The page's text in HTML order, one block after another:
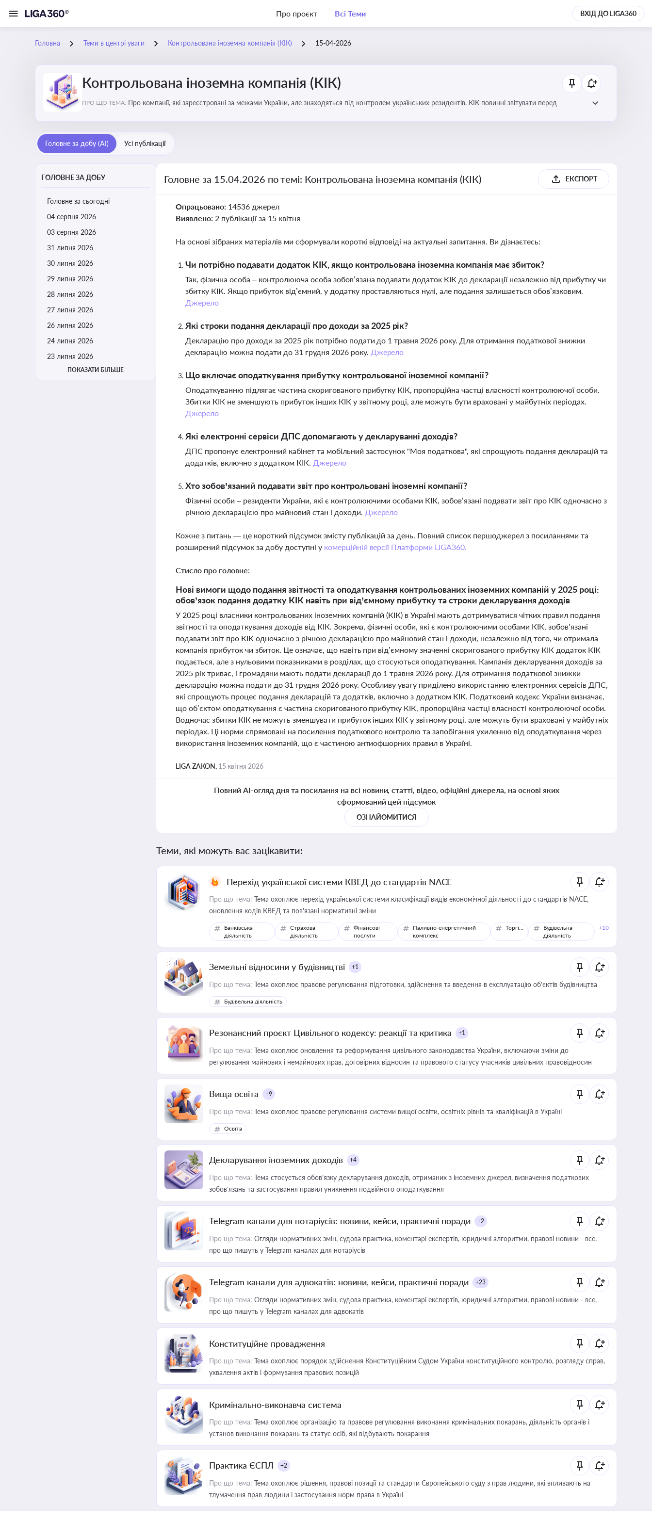
Про проєкт Всі Теми ВХІД ДО LIGA360
Головна Теми в центрі уваги Контрольована іноземна компанія (КІК) 15-04-2026
Контрольована іноземна компанія (КІК)
ПРО ЩО ТЕМА: Про компанії, які зареєстровані за межами України, але знаходяться під контролем українських резидентів. КІК повинні звітувати перед
Головне за добу (AI) Усі публікації
ГОЛОВНЕ ЗА ДОБУ
Головне за сьогодні
04 серпня 2026
03 серпня 2026
31 липня 2026
30 липня 2026
29 липня 2026
28 липня 2026
27 липня 2026
26 липня 2026
24 липня 2026
23 липня 2026
ПОКАЗАТИ БІЛЬШЕ
Головне за 15.04.2026 по темі: Контрольована іноземна компанія (КІК) ЕКСПОРТ
Опрацьовано: 14536 джерел
Виявлено: 2 публікації за 15 квітня
На основі зібраних матеріалів ми сформували короткі відповіді на актуальні запитання. Ви дізнаєтесь:
Чи потрібно подавати додаток КІК, якщо контрольована іноземна компанія має збиток?
Так, фізична особа – контролююча особа зобов’язана подавати додаток КІК до декларації незалежно від прибутку чи
збитку КІК. Якщо прибуток від’ємний, у додатку проставляються нулі, але подання залишається обов’язковим.
Джерело
Які строки подання декларації про доходи за 2025 рік?
Декларацію про доходи за 2025 рік потрібно подати до 1 травня 2026 року. Для отримання податкової знижки
декларацію можна подати до 31 грудня 2026 року. Джерело
Що включає оподаткування прибутку контрольованої іноземної компанії?
Оподаткуванню підлягає частина скоригованого прибутку КІК, пропорційна частці власності контролюючої особи.
Збитки КІК не зменшують прибуток інших КІК у звітному році, але можуть бути враховані у майбутніх періодах.
Джерело
Які електронні сервіси ДПС допомагають у декларуванні доходів?
ДПС пропонує електронний кабінет та мобільний застосунок "Моя податкова", які спрощують подання декларацій та
додатків, включно з додатком КІК. Джерело
Хто зобов’язаний подавати звіт про контрольовані іноземні компанії?
Фізичні особи – резиденти України, які є контролюючими особами КІК, зобов’язані подавати звіт про КІК одночасно з
річною декларацією про майновий стан і доходи. Джерело
Кожне з питань — це короткий підсумок змісту публікацій за день. Повний список першоджерел з посиланнями та
розширений підсумок за добу доступні у комерційній версії Платформи LIGA360.
Стисло про головне:
Нові вимоги щодо подання звітності та оподаткування контрольованих іноземних компаній у 2025 році:
обов’язок подання додатку КІК навіть при від’ємному прибутку та строки декларування доходів
У 2025 році власники контрольованих іноземних компаній (КІК) в Україні мають дотримуватися чітких правил подання
звітності та оподаткування доходів від КІК. Зокрема, фізичні особи, які є контролюючими особами КІК, зобов’язані
подавати звіт про КІК одночасно з річною декларацією про майновий стан і доходи, незалежно від того, чи отримала
компанія прибуток чи збиток. Це означає, що навіть при від’ємному значенні скоригованого прибутку КІК додаток КІК
подається, але з нульовими показниками в розділах, що стосуються оподаткування. Кампанія декларування доходів за
2025 рік триває, і громадяни мають подати декларації до 1 травня 2026 року. Для отримання податкової знижки
декларацію можна подати до 31 грудня 2026 року. Особливу увагу приділено використанню електронних сервісів ДПС,
які спрощують процес подання декларацій та додатків, включно з додатком КІК. Податковий кодекс України визначає,
що об’єктом оподаткування є частина скоригованого прибутку КІК, пропорційна частці власності контролюючої особи.
Водночас збитки КІК не можуть зменшувати прибуток інших КІК у звітному році, але можуть бути враховані у майбутніх
періодах. Ці норми спрямовані на посилення податкового контролю та запобігання ухиленню від оподаткування через
використання іноземних компаній, що є частиною антиофшорних правил в Україні.
LIGA ZAKON, 15 квітня 2026
Повний AI-огляд дня та посилання на всі новини, статті, відео, офіційні джерела, на основі яких
сформований цей підсумок
ОЗНАЙОМИТИСЯ
Теми, які можуть вас зацікавити:
Перехід української системи КВЕД до стандартів NACE
Про що тема: Тема охоплює перехід української системи класифікації видів економічної діяльності до стандартів NACE,
оновлення кодів КВЕД та пов'язані нормативні зміни
Банківська
діяльність
Страхова
діяльність
Фінансові
послуги
Паливно-енергетичний
комплекс
Торгівля
Будівельна
діяльність
+10
Земельні відносини у будівництві +1
Про що тема: Тема охоплює правове регулювання підготовки, здійснення та введення в експлуатацію об’єктів будівництва
Будівельна діяльність
Резонансний проєкт Цивільного кодексу: реакції та критика +1
Про що тема: Тема охоплює оновлення та реформування цивільного законодавства України, включаючи зміни до
регулювання майнових і немайнових прав, договірних відносин та правового статусу учасників цивільних правовідносин
Вища освіта +9
Про що тема: Тема охоплює правове регулювання системи вищої освіти, освітніх рівнів та кваліфікацій в Україні
Освіта
Декларування іноземних доходів +4
Про що тема: Тема стосується обов’язку декларування доходів, отриманих з іноземних джерел, визначення податкових
зобов’язань та застосування правил уникнення подвійного оподаткування
Telegram канали для нотаріусів: новини, кейси, практичні поради +2
Про що тема: Огляди нормативних змін, судова практика, коментарі експертів, юридичні алгоритми, правові новини - все,
про що пишуть у Telegram каналах для нотаріусів
Telegram канали для адвокатів: новини, кейси, практичні поради +23
Про що тема: Огляди нормативних змін, судова практика, коментарі експертів, юридичні алгоритми, правові новини - все,
про що пишуть у Telegram каналах для адвокатів
Конституційне провадження
Про що тема: Тема охоплює порядок здійснення Конституційним Судом України конституційного контролю, розгляду справ,
ухвалення актів і формування правових позицій
Кримінально-виконавча система
Про що тема: Тема охоплює організацію та правове регулювання виконання кримінальних покарань, діяльність органів і
установ виконання покарань та статус осіб, які відбувають покарання
Практика ЄСПЛ +2
Про що тема: Тема охоплює рішення, правові позиції та стандарти Європейського суду з прав людини, які впливають на
тлумачення прав людини і застосування норм права в Україні